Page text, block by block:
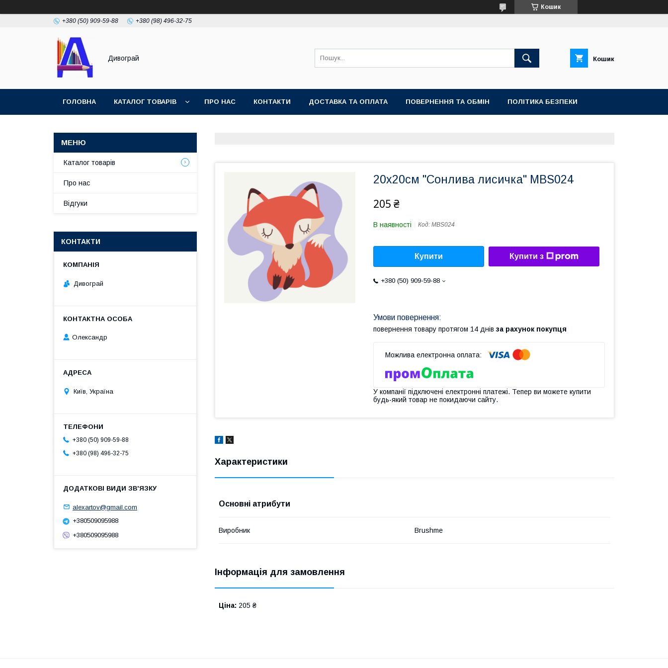
Кошик
+380 (50) 909-59-88 +380 (98) 496-32-75
Дивограй Кошик
ГОЛОВНА КАТАЛОГ ТОВАРІВ ПРО НАС КОНТАКТИ ДОСТАВКА ТА ОПЛАТА ПОВЕРНЕННЯ ТА ОБМІН ПОЛІТИКА БЕЗПЕКИ
20x20см "Сонлива лисичка" MBS024
205 ₴
В наявності Код: MBS024
Купити Купити з
+380 (50) 909-59-88
повернення товару протягом 14 днів за рахунок покупця
У компанії підключені електронні платежі. Тепер ви можете купити
будь-який товар не покидаючи сайту.
Характеристики
Основні атрибути
Виробник Brushme
Інформація для замовлення
Ціна: 205 ₴
Каталог товарів
Про нас
Відгуки
КОНТАКТИ
Дивограй
Олександр
Київ, Україна
+380 (50) 909-59-88
+380 (98) 496-32-75
alexartov@gmail.com
+380509095988
+380509095988